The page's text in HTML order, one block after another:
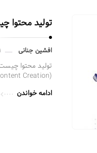
تولید محتوا چیست؟ | صفر
افشین جنانی ۹
(Content Creation) اساس همه‌ی فعالیت‌های دیجیتال مارکتینگ …
ادامه خواندن